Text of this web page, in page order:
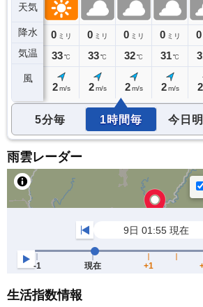
天気
降水
気温
風
0ミリ
32℃
0 ミリ
33℃
2 m/s
0 ミリ
33℃
2 m/s
0 ミリ
32℃
2 m/s
0 ミリ
31℃
2 m/s
0
2
5分毎 1時間毎 今日
雨雲レーダー
生活指数情報